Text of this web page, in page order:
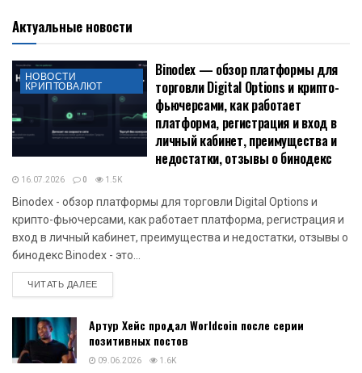
Актуальные новости
НОВОСТИ
КРИПТОВАЛЮТ
Binodex — обзор платформы для
торговли Digital Options и крипто-
фьючерсами, как работает
платформа, регистрация и вход в
личный кабинет, преимущества и
недостатки, отзывы о бинодекс
16.07.2026 0 1.5K
Binodex - обзор платформы для торговли Digital Options и
крипто-фьючерсами, как работает платформа, регистрация и
вход в личный кабинет, преимущества и недостатки, отзывы о
бинодекс Binodex - это...
ЧИТАТЬ ДАЛЕЕDETAILS
Артур Хейс продал Worldcoin после серии
позитивных постов
09.06.2026 1.6K